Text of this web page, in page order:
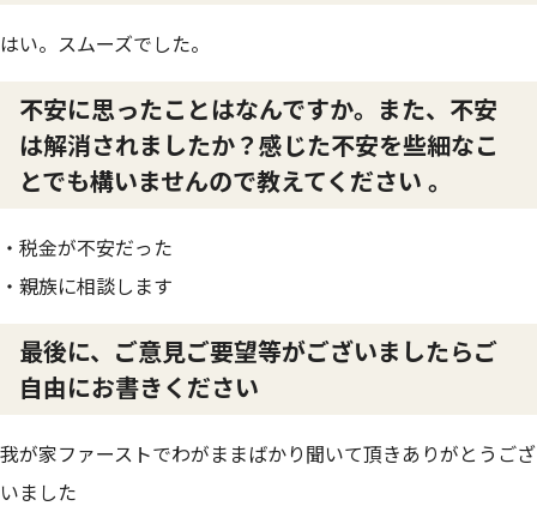
はい。スムーズでした。
不安に思ったことはなんですか。また、不安
は解消されましたか？感じた不安を些細なこ
とでも構いませんので教えてください 。
・税金が不安だった
・親族に相談します
最後に、ご意見ご要望等がございましたらご
自由にお書きください
我が家ファーストでわがままばかり聞いて頂きありがとうござ
いました